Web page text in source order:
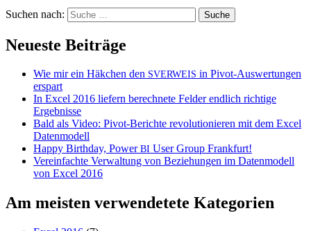
Suchen nach:
Neueste Beiträge
Wie mir ein Häkchen den SVERWEIS in Pivot-Auswertungen
erspart
In Excel 2016 liefern berechnete Felder endlich richtige
Ergebnisse
Bald als Video: Pivot-Berichte revolutionieren mit dem Excel
Datenmodell
Happy Birthday, PowerBI User Group Frankfurt!
Vereinfachte Verwaltung von Beziehungen im Datenmodell
von Excel 2016
Am meisten verwendetete Kategorien